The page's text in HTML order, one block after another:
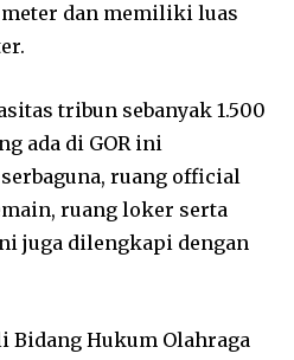
meter dan memiliki luas
tribun sebanyak 1.500
ada di GOR ini
ruang official
ruang loker serta
juga dilengkapi dengan
Bidang Hukum Olahraga